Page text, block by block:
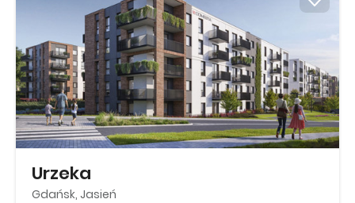
Urzeka
Gdańsk, Jasień